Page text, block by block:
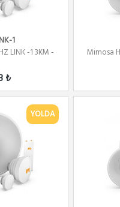
1
LINK -1 3KM -
₺
Mimosa
YOLDA